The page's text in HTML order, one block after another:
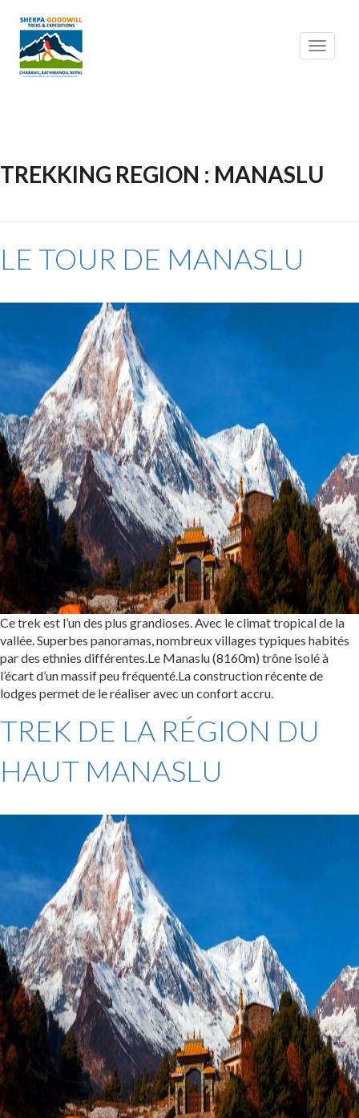
Toggle
TREKKING REGION : MANASLU
LE TOUR DE MANASLU
Ce trek est l’un des plus grandioses. Avec le climat tropical de la
vallée. Superbes panoramas, nombreux villages typiques habités
par des ethnies différentes.Le Manaslu (8160m) trône isolé à
l’écart d’un massif peu fréquenté.La construction récente de
lodges permet de le réaliser avec un confort accru.
TREK DE LA RÉGION DU
HAUT MANASLU